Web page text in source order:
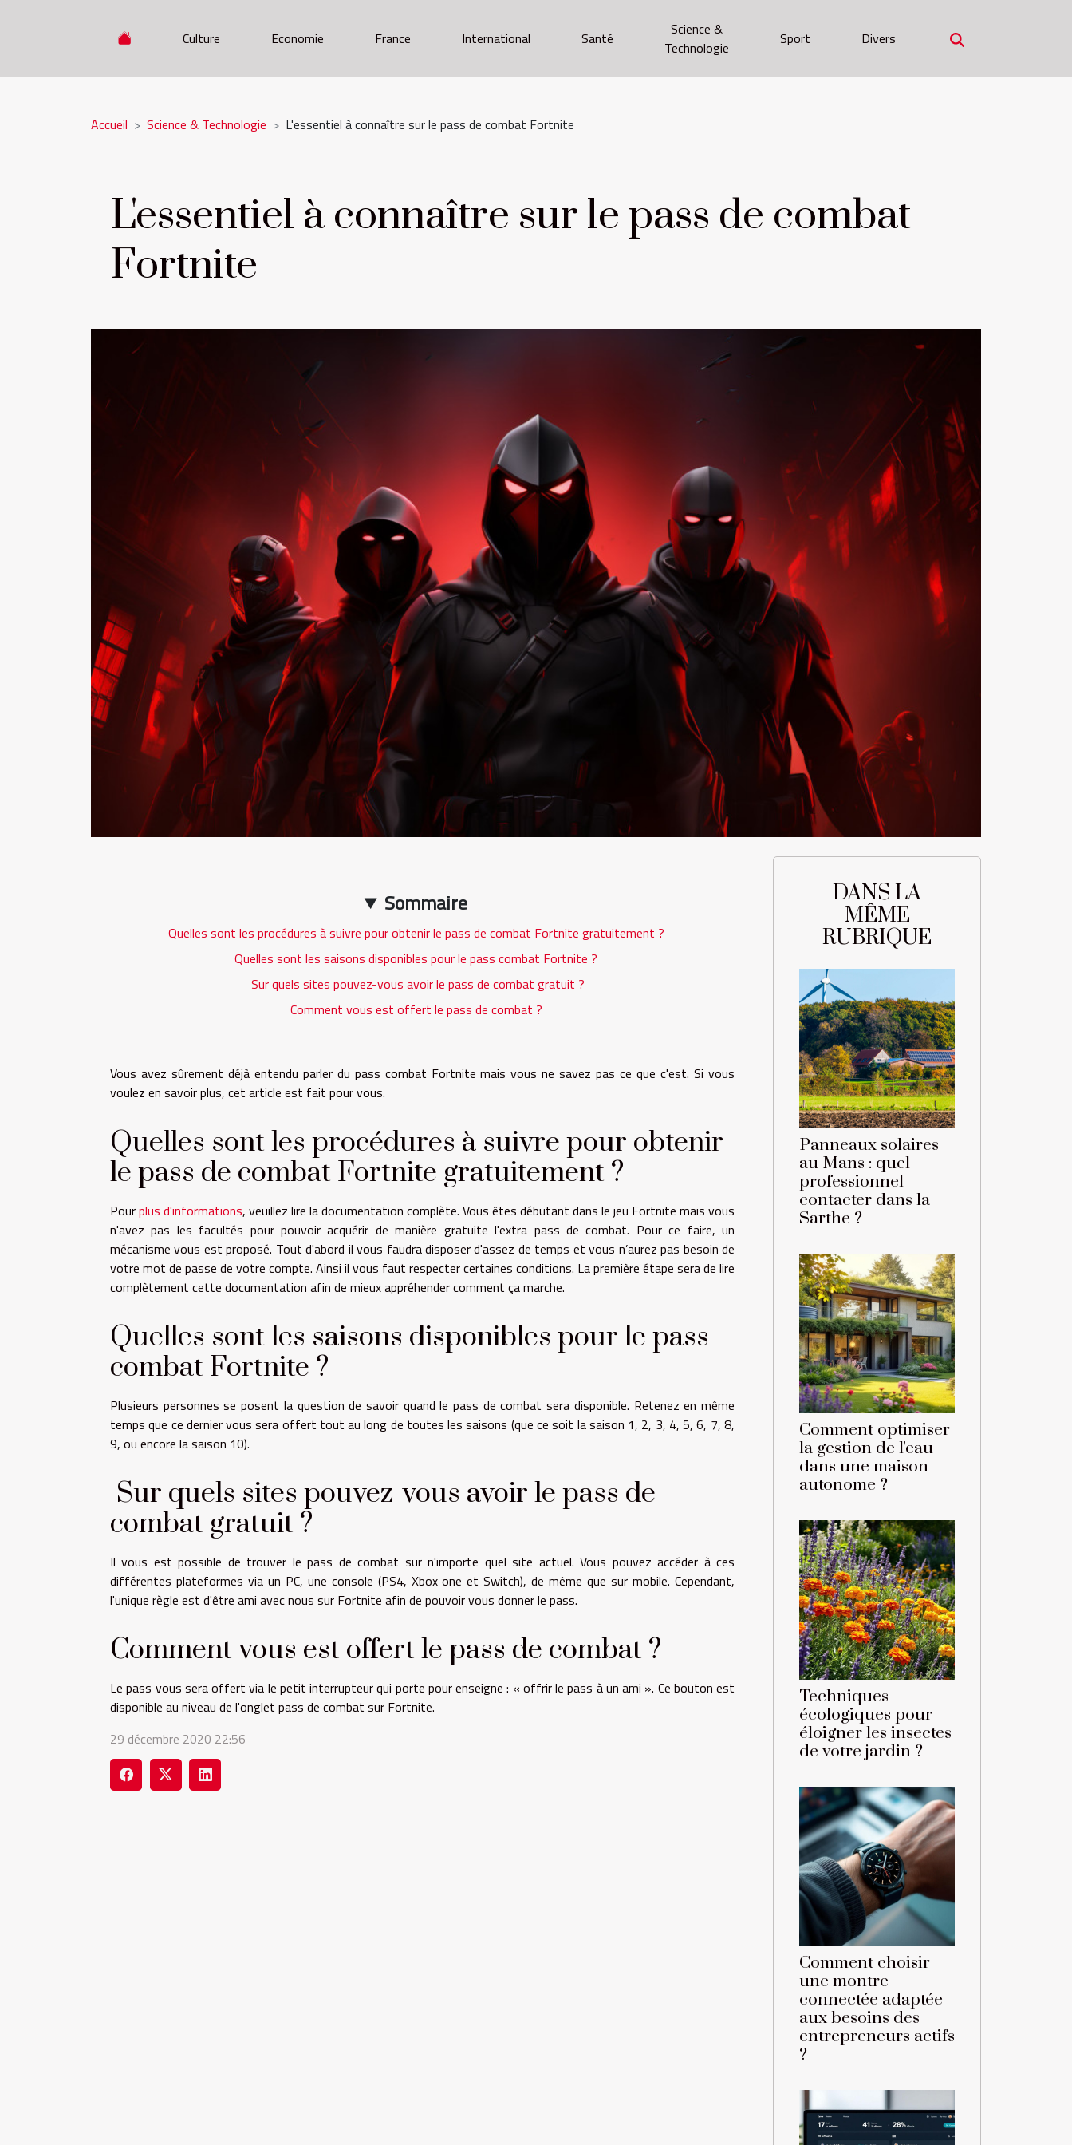
Culture Economie France International Santé
Science &
Technologie
Sport Divers
Accueil Science & Technologie L'essentiel à connaître sur le pass de combat Fortnite
L'essentiel à connaître sur le pass de combat
Fortnite
Sommaire
Quelles sont les procédures à suivre pour obtenir le pass de combat Fortnite gratuitement ?
Quelles sont les saisons disponibles pour le pass combat Fortnite ?
Sur quels sites pouvez-vous avoir le pass de combat gratuit ?
Comment vous est offert le pass de combat ?
Vous avez sûrement déjà entendu parler du pass combat Fortnite mais vous ne savez pas ce que c'est. Si vous
voulez en savoir plus, cet article est fait pour vous.
Quelles sont les procédures à suivre pour obtenir
le pass de combat Fortnite gratuitement ?
Pourplus d'informations, veuillez lire la documentation complète. Vous êtes débutant dans le jeu Fortnite mais vous
n'avez pas les facultés pour pouvoir acquérir de manière gratuite l'extra pass de combat. Pour ce faire, un
mécanisme vous est proposé. Tout d'abord il vous faudra disposer d'assez de temps et vous n’aurez pas besoin de
votre mot de passe de votre compte. Ainsi il vous faut respecter certaines conditions. La première étape sera de lire
complètement cette documentation afin de mieux appréhender comment ça marche.
Quelles sont les saisons disponibles pour le pass
combat Fortnite ?
Plusieurs personnes se posent la question de savoir quand le pass de combat sera disponible. Retenez en même
temps que ce dernier vous sera offert tout au long de toutes les saisons (que ce soit la saison 1, 2, 3, 4, 5, 6, 7, 8,
9, ou encore la saison 10).
Sur quels sites pouvez-vous avoir le pass de
combat gratuit ?
Il vous est possible de trouver le pass de combat sur n'importe quel site actuel. Vous pouvez accéder à ces
différentes plateformes via un PC, une console (PS4, Xbox one et Switch), de même que sur mobile. Cependant,
l'unique règle est d'être ami avec nous sur Fortnite afin de pouvoir vous donner le pass.
Comment vous est offert le pass de combat ?
Le pass vous sera offert via le petit interrupteur qui porte pour enseigne : « offrir le pass à un ami ». Ce bouton est
disponible au niveau de l'onglet pass de combat sur Fortnite.
29 décembre 2020 22:56
DANS LA
MÊME
RUBRIQUE
Panneaux solaires
au Mans : quel
professionnel
contacter dans la
Sarthe ?
Comment optimiser
la gestion de l'eau
dans une maison
autonome ?
Techniques
écologiques pour
éloigner les insectes
de votre jardin ?
Comment choisir
une montre
connectée adaptée
aux besoins des
entrepreneurs actifs
?